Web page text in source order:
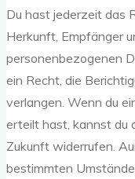
Du hast jederzeit das
Herkunft, Empfänger
personenbezogenen
ein Recht, die
verlangen. Wenn du
erteilt hast, kannst du
Zukunft widerrufen.
bestimmten